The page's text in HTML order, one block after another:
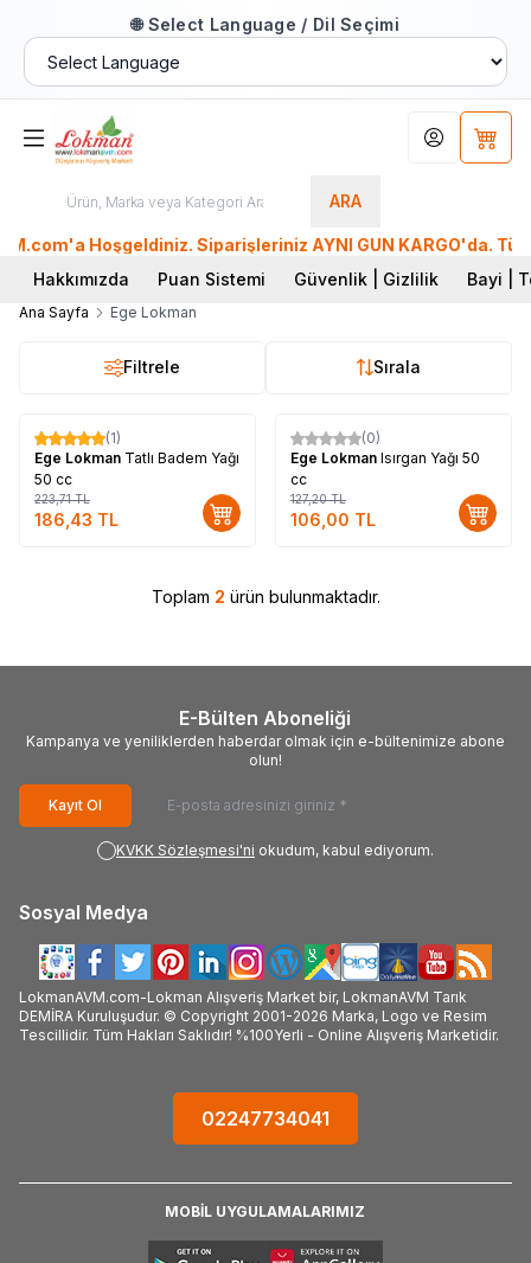
🌐 Select Language / Dil Seçimi
ARA
Hesabım
Hoşgeldiniz. Siparişleriniz AYNI GÜN KARGO'da.
Hakkımızda
Puan Sistemi Güvenlik | Gizlilik Bayi |
Ana Sayfa Ege Lokman
Filtrele Sırala
%17
(1)
Ege Lokman Tatlı Badem Yağı
50 cc
223,71TL
186,43 TL
%17
(0)
Ege Lokman Isırgan Yağı 50
cc
127,20TL
106,00 TL
Toplam 2 ürün bulunmaktadır.
E-Bülten Aboneliği
Kampanya ve yeniliklerden haberdar olmak için e-bültenimize abone
olun!
Kayıt Ol
KVKK Sözleşmesi'ni okudum, kabul ediyorum.
Sosyal Medya
LokmanAVM.com-Lokman Alışveriş Market bir, LokmanAVM Tarık
DEMİRA Kuruluşudur. © Copyright 2001-2026 Marka, Logo ve Resim
Tescillidir. Tüm Hakları Saklıdır! %100Yerli - Online Alışveriş Marketidir.
02247734041
MOBİL UYGULAMALARIMIZ